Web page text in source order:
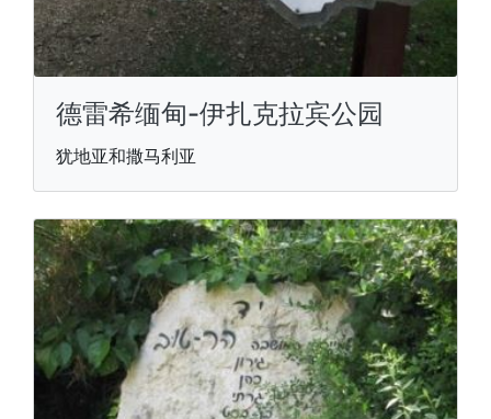
德雷希缅甸-伊扎克拉宾公园
犹地亚和撒马利亚